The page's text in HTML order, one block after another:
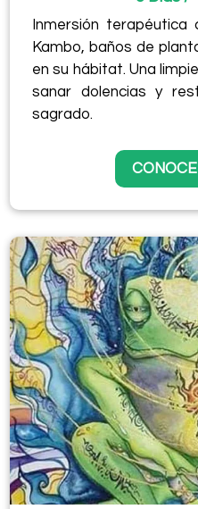
Inmersión
Kambo, baños de
en su hábitat. Una
sanar dolencias y
sagrado.